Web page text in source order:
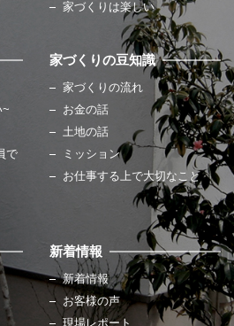
家づくりは楽しい
~
で
家づくりの豆知識
家づくりの流れ
お金の話
土地の話
ミッション
お仕事する上で大切なこと
新着情報
新着情報
お客様の声